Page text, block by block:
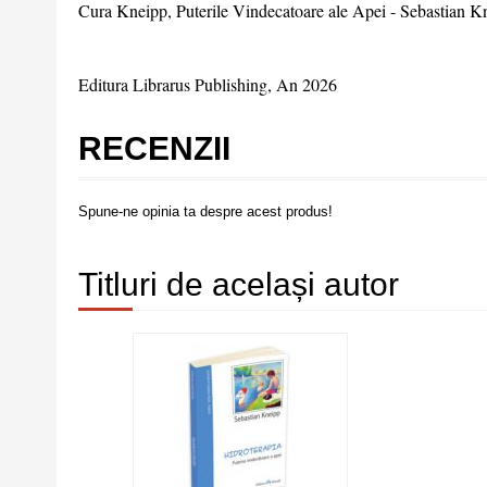
Cura Kneipp, Puterile Vindecatoare ale Apei - Sebastian
Editura Librarus Publishing, An 2026
RECENZII
Spune-ne opinia ta despre acest produs!
Titluri de același autor